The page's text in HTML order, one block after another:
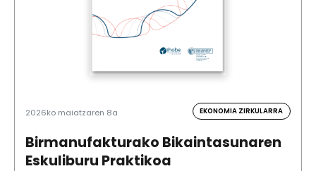
2026ko maiatzaren 8a EKONOMIA ZIRKULARRA
Birmanufakturako Bikaintasunaren
Eskuliburu Praktikoa